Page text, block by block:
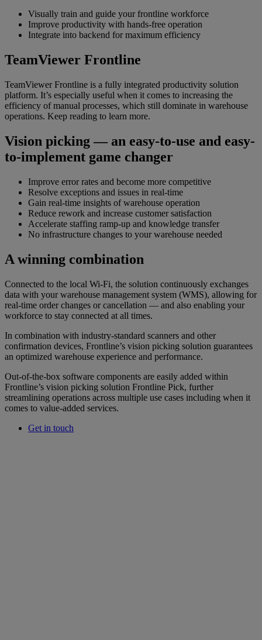
Visually train and guide your frontline workforce
Improve productivity with hands-free operation
Integrate into backend for maximum efficiency
TeamViewer Frontline
TeamViewer Frontline is a fully integrated productivity solution
platform. It’s especially useful when it comes to increasing the
efficiency of manual processes, which still dominate in warehouse
operations. Keep reading to learn more.
Vision picking — an easy-to-use and easy-
to-implement game changer
Improve error rates and become more competitive
Resolve exceptions and issues in real-time
Gain real-time insights of warehouse operation
Reduce rework and increase customer satisfaction
Accelerate staffing ramp-up and knowledge transfer
No infrastructure changes to your warehouse needed
A winning combination
Connected to the local Wi-Fi, the solution continuously exchanges
data with your warehouse management system (WMS), allowing for
real-time order changes or cancellation — and also enabling your
workforce to stay connected at all times.
In combination with industry-standard scanners and other
confirmation devices, Frontline’s vision picking solution guarantees
an optimized warehouse experience and performance.
Out-of-the-box software components are easily added within
Frontline’s vision picking solution Frontline Pick, further
streamlining operations across multiple use cases including when it
comes to value-added services.
Get in touch